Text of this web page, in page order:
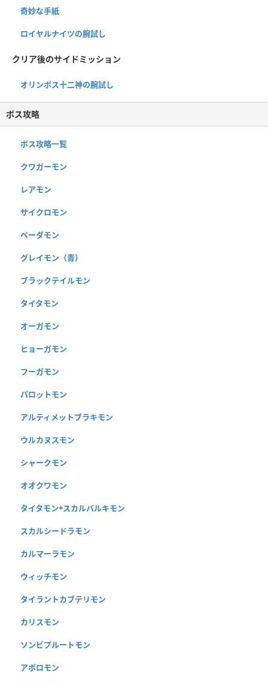
奇妙な手紙
ロイヤルナイツの腕試し
クリア後のサイドミッション
オリンポス十二神の腕試し
ボス攻略
ボス攻略一覧
クワガーモン
レアモン
サイクロモン
ベーダモン
グレイモン（青）
ブラックテイルモン
タイタモン
オーガモン
ヒョーガモン
フーガモン
パロットモン
アルティメットブラキモン
ウルカヌスモン
シャークモン
オオクワモン
タイタモン+スカルバルキモン
スカルシードラモン
カルマーラモン
ウィッチモン
タイラントカブテリモン
カリスモン
ソンビプルートモン
アポロモン